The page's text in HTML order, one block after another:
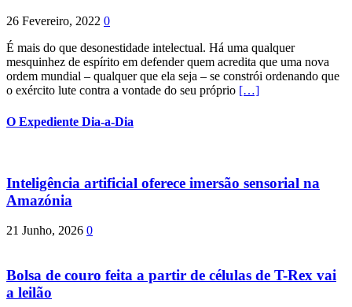
26 Fevereiro, 2022 0
É mais do que desonestidade intelectual. Há uma qualquer
mesquinhez de espírito em defender quem acredita que uma nova
ordem mundial – qualquer que ela seja – se constrói ordenando que
o exército lute contra a vontade do seu próprio […]
O Expediente Dia-a-Dia
Inteligência artificial oferece imersão sensorial na
Amazónia
21 Junho, 2026 0
Bolsa de couro feita a partir de células de T-Rex vai
a leilão